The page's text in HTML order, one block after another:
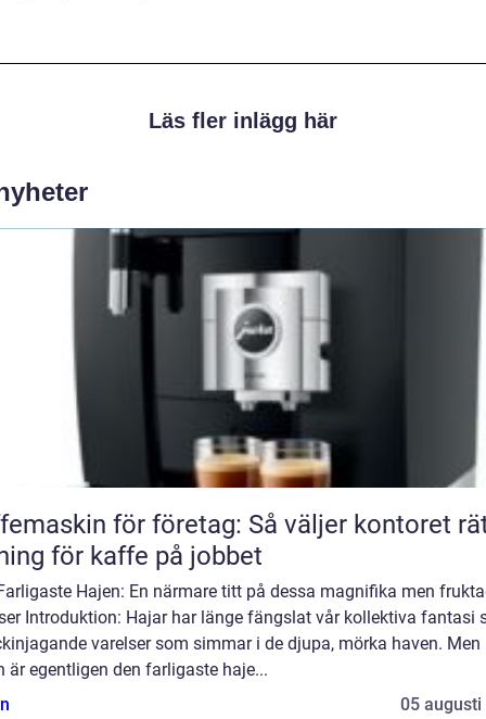
Läs fler inlägg här
för företag: Så väljer kontoret
för kaffe på jobbet
Hajen: En närmare titt på dessa magnifika men
Introduktion: Hajar har länge fängslat vår kollektiva fantasi
varelser som simmar i de djupa, mörka haven. Men
är egentligen den farligaste haje...
05 augusti